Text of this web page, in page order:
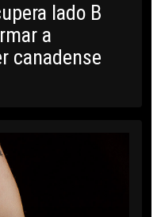
lado B
a
canadense